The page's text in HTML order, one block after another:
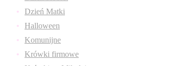
Dzień Matki
Halloween
Komunijne
Krówki firmowe